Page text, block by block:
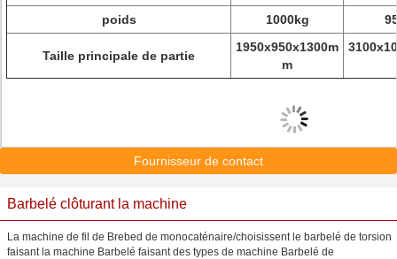
poids
1000kg
Taille principale de partie
1950x950x1300m
m
Fournisseur de contact
Barbelé clôturant la machine
La machine de fil de Brebed de monocaténaire/choisissent le barbelé de torsion
faisant la machine Barbelé faisant des types de machine Barbelé de